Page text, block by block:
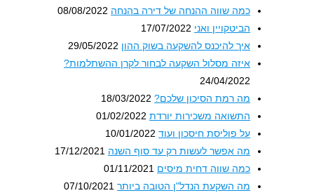
כמה שווה ההנחה של דירה בהנחה 08/08/2022
הביטקויין ואני 17/07/2022
איך להיכנס להשקעה בשוק ההון 29/05/2022
איזה מסלול השקעה לבחור לקרן ההשתלמות?
24/04/2022
מה רמת הסיכון שלכם? 18/03/2022
התשואה משכירות יורדת 01/02/2022
על פוליסת חיסכון ועוד 10/01/2022
מה אפשר לעשות רק עד סוף השנה 17/12/2021
כמה שווה דחית מיסים 01/11/2021
מה השקעת הנדל"ן הטובה ביותר 07/10/2021